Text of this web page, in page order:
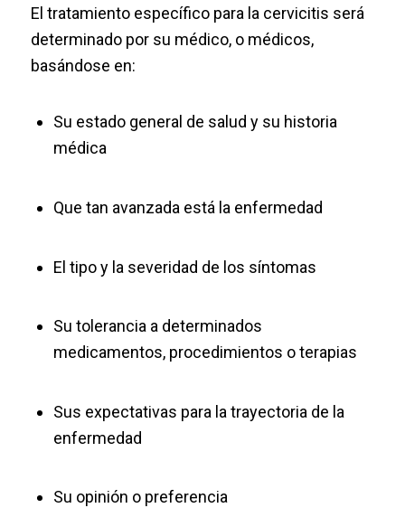
El tratamiento específico para la cervicitis será
determinado por su médico, o médicos,
basándose en:
Su estado general de salud y su historia
médica
Que tan avanzada está la enfermedad
El tipo y la severidad de los síntomas
Su tolerancia a determinados
medicamentos, procedimientos o terapias
Sus expectativas para la trayectoria de la
enfermedad
Su opinión o preferencia